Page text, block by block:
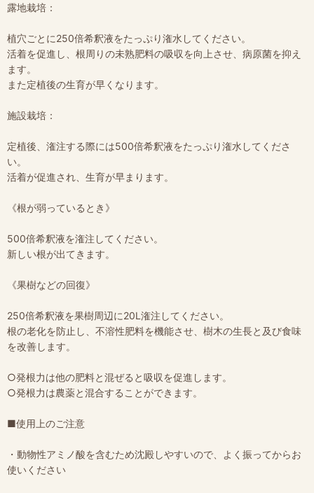
露地栽培：
植穴ごとに250倍希釈液をたっぷり潅水してください。
活着を促進し、根周りの未熟肥料の吸収を向上させ、病原菌を抑え
ます。
また定植後の生育が早くなります。
施設栽培：
定植後、潅注する際には500倍希釈液をたっぷり潅水してくださ
い。
活着が促進され、生育が早まります。
《根が弱っているとき》
500倍希釈液を潅注してください。
新しい根が出てきます。
《果樹などの回復》
250倍希釈液を果樹周辺に20L潅注してください。
根の老化を防止し、不溶性肥料を機能させ、樹木の生長と及び食味
を改善します。
○発根力は他の肥料と混ぜると吸収を促進します。
○発根力は農薬と混合することができます。
■使用上のご注意
・動物性アミノ酸を含むため沈殿しやすいので、よく振ってからお
使いください